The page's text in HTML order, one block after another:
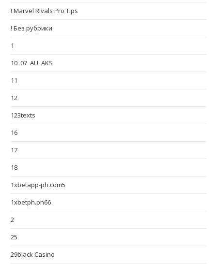
! Marvel Rivals Pro Tips
! Без рубрики
1
10_07_AU_AKS
11
12
123texts
16
17
18
1xbetapp-ph.com5
1xbetph.ph66
2
25
29black Casino